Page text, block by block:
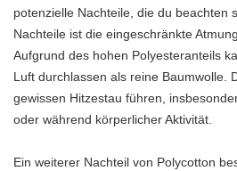
potenzielle Nachteile, die du beachten
Nachteile ist die eingeschränkte
Aufgrund des hohen Polyesteranteils
Luft durchlassen als reine Baumwolle.
gewissen Hitzestau führen,
oder während körperlicher Aktivität.
Ein weiterer Nachteil von Polycotton